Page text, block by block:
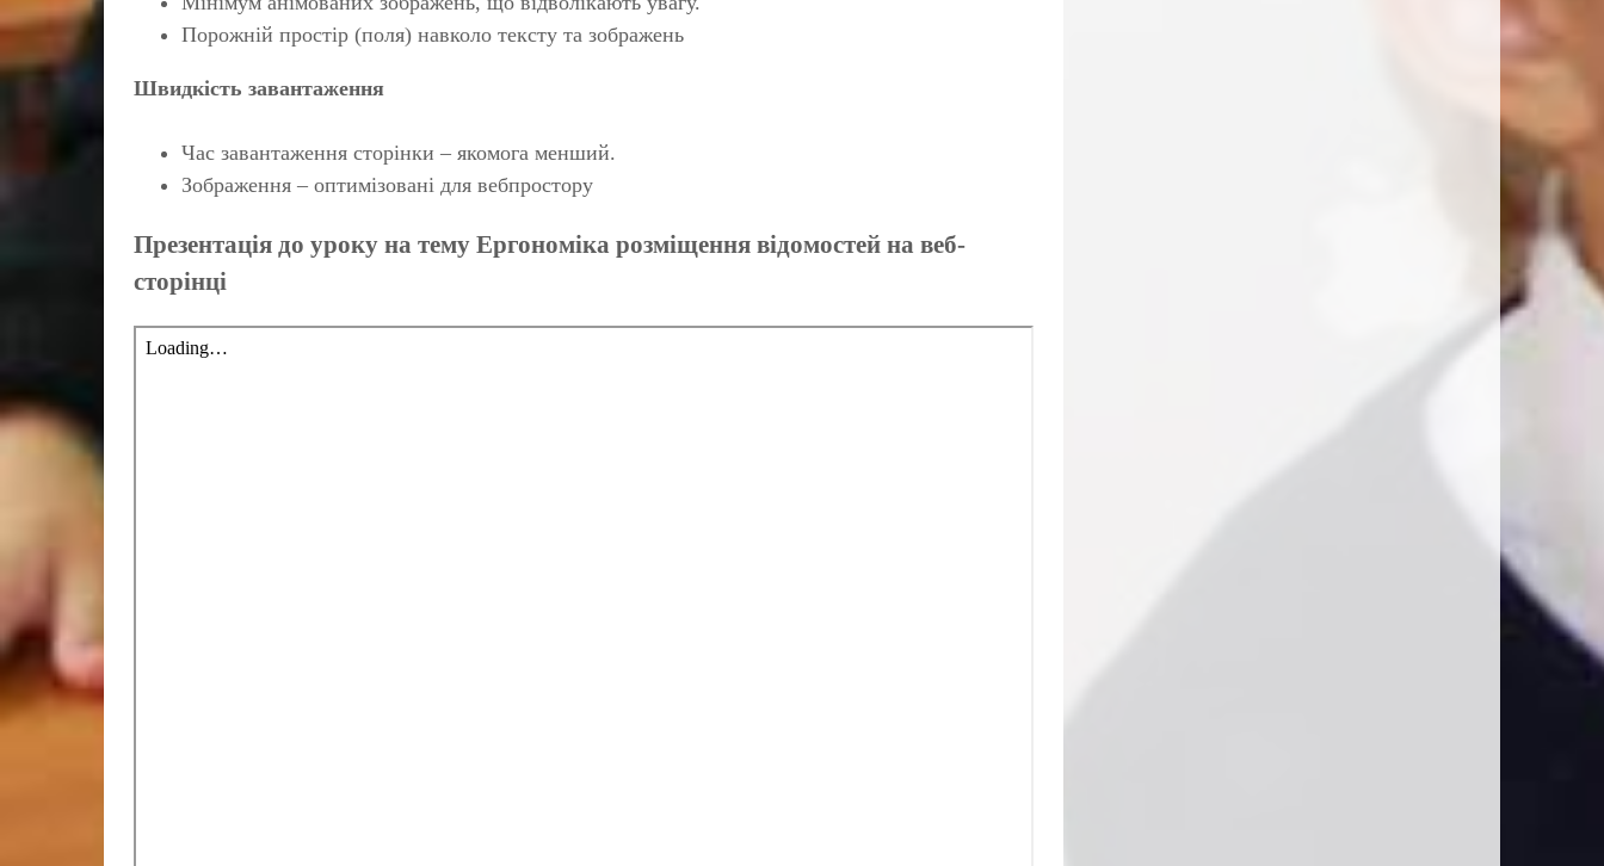
Порожній простір (поля) навколо тексту та зображень
Швидкість завантаження
Час завантаження сторінки – якомога менший.
Зображення – оптимізовані для вебпростору
Презентація до уроку на тему Ергономіка розміщення відомостей на веб-
сторінці